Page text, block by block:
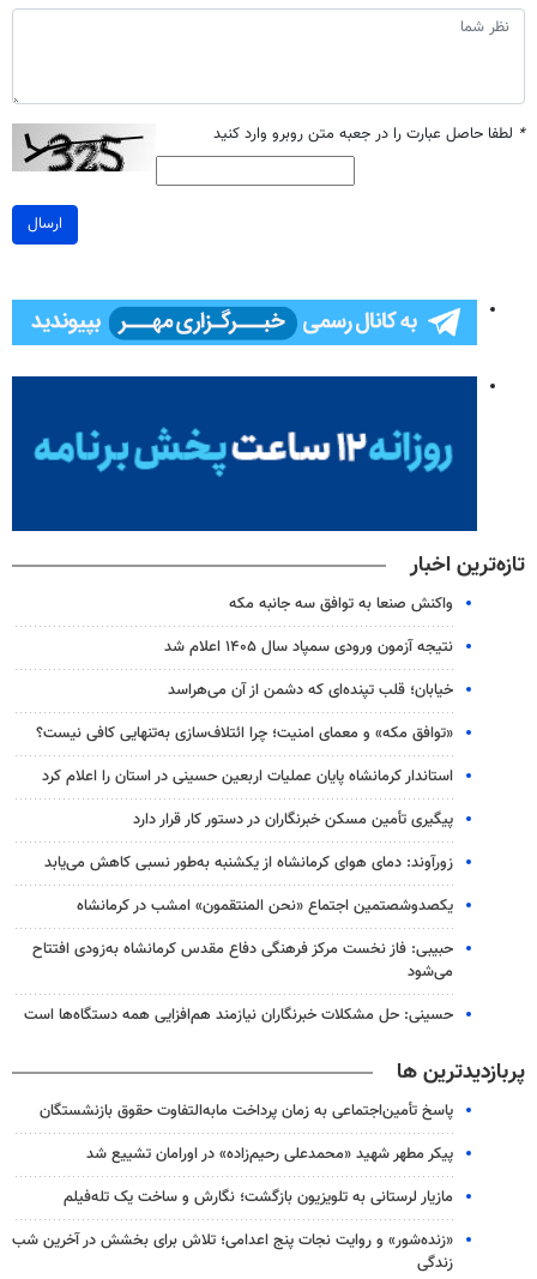
* لطفا حاصل عبارت را در جعبه متن روبرو وارد کنید
ارسال
تازه‌ترین اخبار
واکنش صنعا به توافق سه جانبه مکه
نتیجه آزمون ورودی سمپاد سال ۱۴۰۵ اعلام شد
خیابان؛ قلب تپنده‌ای که دشمن از آن می‌هراسد
«توافق مکه» و معمای امنیت؛ چرا ائتلاف‌سازی به‌تنهایی کافی نیست؟
استاندار کرمانشاه پایان عملیات اربعین حسینی در استان را اعلام کرد
پیگیری تأمین مسکن خبرنگاران در دستور کار قرار دارد
زورآوند: دمای هوای کرمانشاه از یکشنبه به‌طور نسبی کاهش می‌یابد
یکصدوشصتمین اجتماع «نحن المنتقمون» امشب در کرمانشاه
حبیبی: فاز نخست مرکز فرهنگی دفاع مقدس کرمانشاه به‌زودی افتتاح
می‌شود
حسینی: حل مشکلات خبرنگاران نیازمند هم‌افزایی همه دستگاه‌ها است
پربازدیدترین ها
پاسخ تأمین‌اجتماعی به زمان پرداخت مابه‌التفاوت حقوق بازنشستگان
پیکر مطهر شهید «محمدعلی رحیم‌زاده» در اورامان تشییع شد
مازیار لرستانی به تلویزیون بازگشت؛ نگارش و ساخت یک تله‌فیلم
«زنده‌شور» و روایت نجات پنج اعدامی؛ تلاش برای بخشش در آخرین شب
زندگی